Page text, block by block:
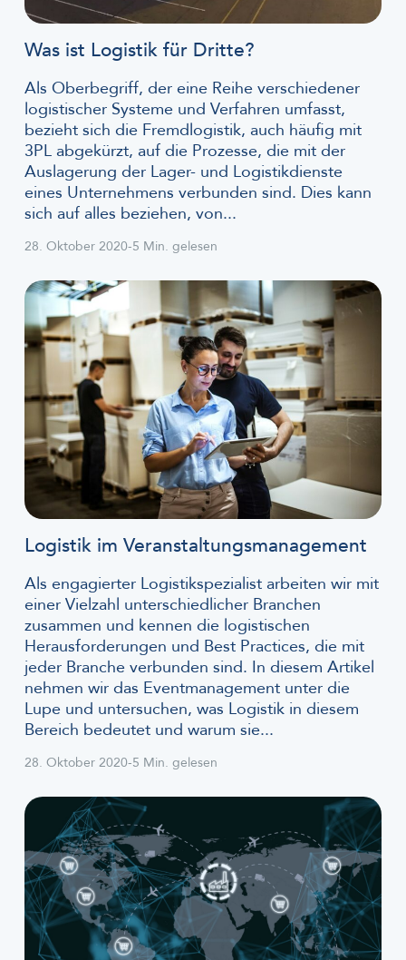
Was ist Logistik für Dritte?
Als Oberbegriff, der eine Reihe verschiedener
logistischer Systeme und Verfahren umfasst,
bezieht sich die Fremdlogistik, auch häufig mit
3PL abgekürzt, auf die Prozesse, die mit der
Auslagerung der Lager- und Logistikdienste
eines Unternehmens verbunden sind. Dies kann
sich auf alles beziehen, von...
28. Oktober 2020-5 Min. gelesen
Logistik im Veranstaltungsmanagement
Als engagierter Logistikspezialist arbeiten wir mit
einer Vielzahl unterschiedlicher Branchen
zusammen und kennen die logistischen
Herausforderungen und Best Practices, die mit
jeder Branche verbunden sind. In diesem Artikel
nehmen wir das Eventmanagement unter die
Lupe und untersuchen, was Logistik in diesem
Bereich bedeutet und warum sie...
28. Oktober 2020-5 Min. gelesen